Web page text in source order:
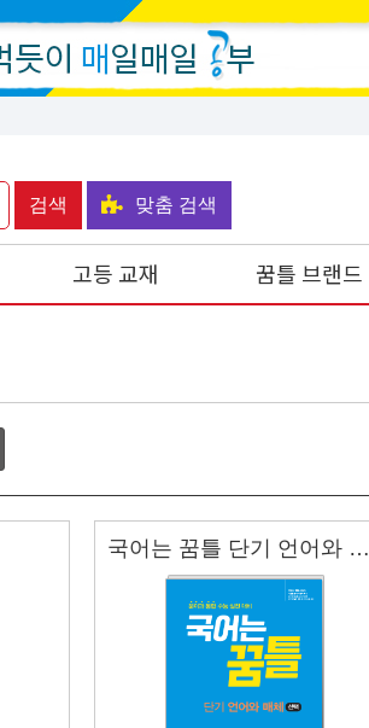
검색 맞춤 검색
고등 교재 꿈틀 브랜드
국어는 꿈틀 단기 언어와 매체